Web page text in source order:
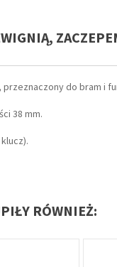
do bram i
38 mm.
RÓWNIEŻ: